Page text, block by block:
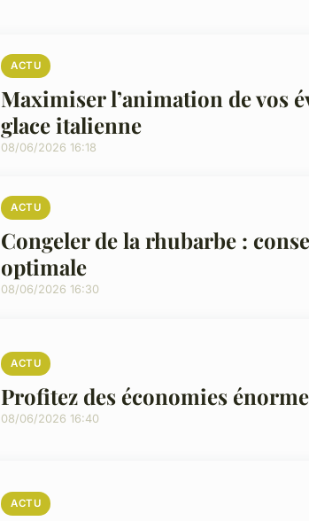
ACTU
Maximiser l’animation de vos
glace italienne
08/06/2026 16:18
ACTU
Congeler de la rhubarbe :
optimale
08/06/2026 16:30
ACTU
Profitez des économies
08/06/2026 16:40
ACTU